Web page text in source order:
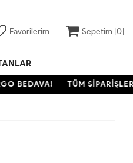
Favorilerim Sepetim [0]
TÜM